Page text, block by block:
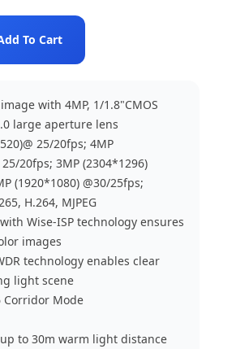
To Cart
with 4MP, 1/1.8"CMOS
large aperture lens
25/20fps; 4MP
20fps; 3MP (2304*1296)
(1920*1080) @30/25fps;
H.264, MJPEG
Wise-ISP technology ensures
images
technology enables clear
light scene
Corridor Mode
to 30m warm light distance